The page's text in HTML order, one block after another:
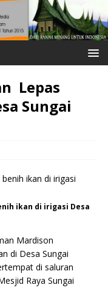
Lepas
Sungai
ikan di irigasi Desa
Mardison
di Desa Sungai
di saluran
Raya Sungai